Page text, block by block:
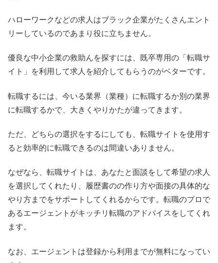
ハローワークなどの求人はブラック企業がたくさんエント
リーしているのであまり役に立ちません。
優良な中小企業の救助んを探すには、既卒専用の「転職サ
イト」を利用して求人を紹介してもらうのがベターです。
転職するには、今いる業界（業種）に転職するか別の業界
に転職するかで、大きくやりかたが違ってきます。
ただ、どちらの選択をするにしても、転職サイトを使用す
ると効率的に転職できるのは間違いありません。
なぜなら、転職サイトは、あなたと面談をして希望の求人
を選択してくれたり、履歴書のの作り方や面接の具体的な
やり方までをサポートしてくれるからです。転職のプロで
あるエージェントがキッチリ転職のアドバイスをしてくれ
ます。
なお、エージェントは登録から利用までが無料になってい